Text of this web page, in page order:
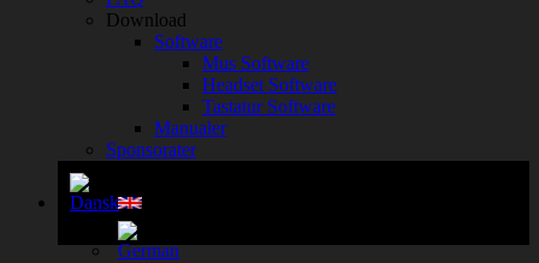
Download
Software
Mus Software
Headset Software
Tastatur Software
Manualer
Sponsorater